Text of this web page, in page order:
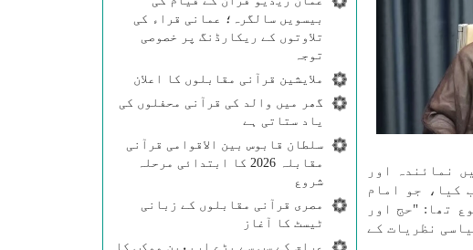
بیسویں سالگرہ؛ عمانی قراء کی
تلاوتوں کے ریکارڈنگ پر خصوصی
توجہ
ملایشین قرآنی مقابلوں کا اعلان
گھر میں والد کی قرآنی محفلوں کی
یاد ستاتی ہے
سلطان قابوس بین الاقوامی قرآنی
مقابلہ 2026 کا ابتدائی مرحلہ
شروع
مصری قرآنی مقابلوں کے زبانی
ٹیسٹ کا آغاز
عراق کے سب سے بڑے اربعین موکب کا
نمائندہ اور
کیا، جو امام
تھا: "حج اور
نظریات کے